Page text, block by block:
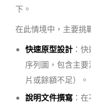
下。
在此情境中，主要挑
快速原型設計 ：
序列圖，包含主
片或餘額不足）。
說明文件撰寫 ：